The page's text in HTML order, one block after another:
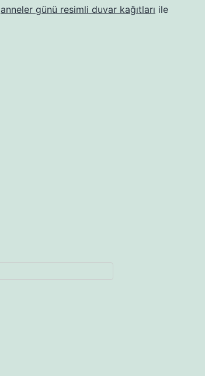
anneler günü resimli duvar kağıtları ile